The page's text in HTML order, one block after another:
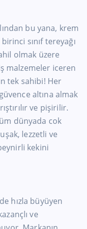
bu yana, krem
sınıf tereyağı
olmak üzere
malzemeler iceren
tek sahibi! Her
altına almak
ve pişirilir.
dünyada cok
lezzetli ve
kekini
hızla büyüyen
ve